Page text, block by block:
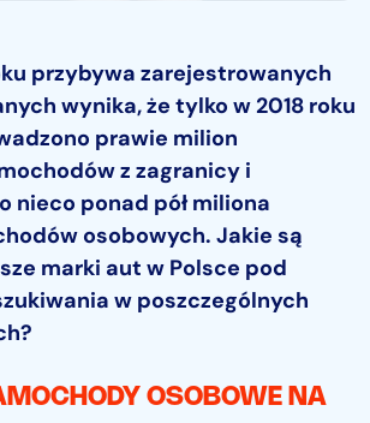
przybywa zarejestrowanych
wynika, że tylko w 2018 roku
prawie milion
z zagranicy i
nieco ponad pół miliona
osobowych. Jakie są
marki aut w Polsce pod
w poszczególnych
OSOBOWE NA